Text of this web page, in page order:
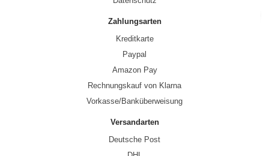
Zahlungsarten
Kreditkarte
Paypal
Amazon Pay
Rechnungskauf von Klarna
Vorkasse/Banküberweisung
Versandarten
Deutsche Post